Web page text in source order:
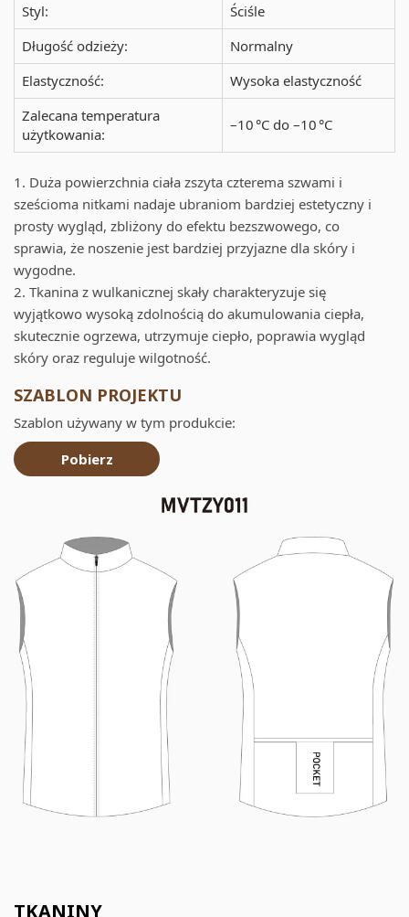
Styl:
Ściśle
Długość odzieży:
Normalny
Elastyczność:
Wysoka elastyczność
Zalecana temperatura
użytkowania:
–10 °C do –10 °C
1. Duża powierzchnia ciała zszyta czterema szwami i
sześcioma nitkami nadaje ubraniom bardziej estetyczny i
prosty wygląd, zbliżony do efektu bezszwowego, co
sprawia, że noszenie jest bardziej przyjazne dla skóry i
wygodne.
2. Tkanina z wulkanicznej skały charakteryzuje się
wyjątkowo wysoką zdolnością do akumulowania ciepła,
skutecznie ogrzewa, utrzymuje ciepło, poprawia wygląd
skóry oraz reguluje wilgotność.
SZABLON PROJEKTU
Szablon używany w tym produkcie:
Pobierz
TKANINY